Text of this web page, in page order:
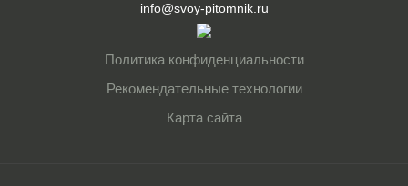
info@svoy-pitomnik.ru
Политика конфиденциальности
Рекомендательные технологии
Карта сайта